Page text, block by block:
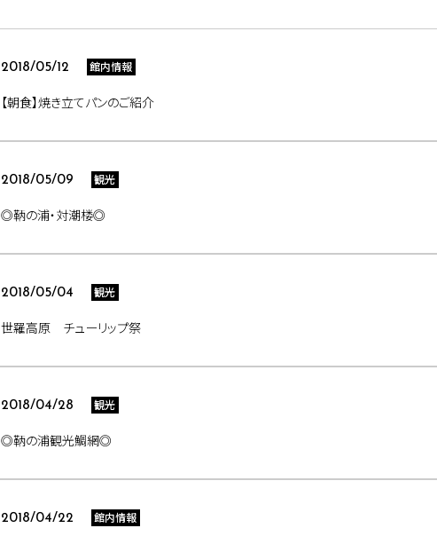
2018/05/12 館内情報
【朝食】焼き立てパンのご紹介
2018/05/09 観光
◎鞆の浦・対潮楼◎
2018/05/04 観光
世羅高原 チューリップ祭
2018/04/28 観光
◎鞆の浦観光鯛網◎
2018/04/22 館内情報